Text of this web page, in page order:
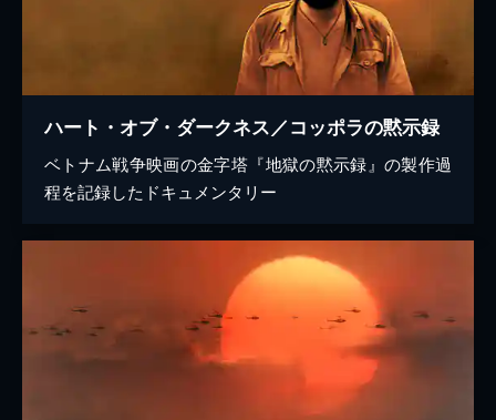
ハート・オブ・ダークネス／コッポラの黙示録
ベトナム戦争映画の金字塔『地獄の黙示録』の製作過
程を記録したドキュメンタリー